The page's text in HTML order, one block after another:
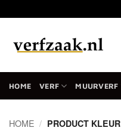
naar
HOME VERF MUURVERF
HOME / PRODUCT KLEUR